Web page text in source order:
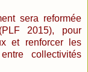
sera reformée
2015), pour
et renforcer les
collectivités